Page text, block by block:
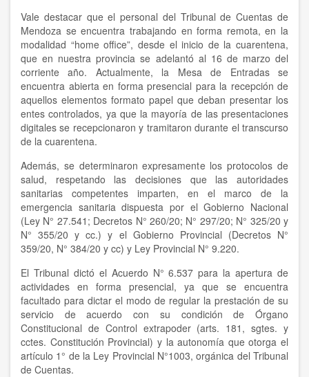
Vale destacar que el personal del Tribunal de Cuentas de
Mendoza se encuentra trabajando en forma remota, en la
modalidad “home office”, desde el inicio de la cuarentena,
que en nuestra provincia se adelantó al 16 de marzo del
corriente año. Actualmente, la Mesa de Entradas se
encuentra abierta en forma presencial para la recepción de
aquellos elementos formato papel que deban presentar los
entes controlados, ya que la mayoría de las presentaciones
digitales se recepcionaron y tramitaron durante el transcurso
de la cuarentena.
Además, se determinaron expresamente los protocolos de
salud, respetando las decisiones que las autoridades
sanitarias competentes imparten, en el marco de la
emergencia sanitaria dispuesta por el Gobierno Nacional
(Ley N° 27.541; Decretos N° 260/20; N° 297/20; N° 325/20 y
N° 355/20 y cc.) y el Gobierno Provincial (Decretos N°
359/20, N° 384/20 y cc) y Ley Provincial N° 9.220.
El Tribunal dictó el Acuerdo N° 6.537 para la apertura de
actividades en forma presencial, ya que se encuentra
facultado para dictar el modo de regular la prestación de su
servicio de acuerdo con su condición de Órgano
Constitucional de Control extrapoder (arts. 181, sgtes. y
cctes. Constitución Provincial) y la autonomía que otorga el
artículo 1° de la Ley Provincial N°1003, orgánica del Tribunal
de Cuentas.